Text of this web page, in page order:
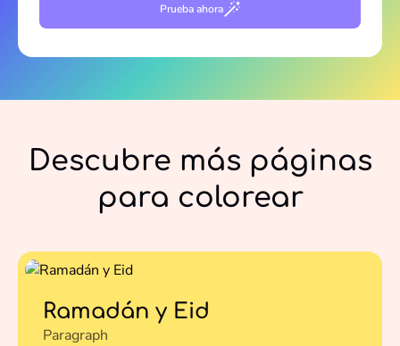
Prueba ahora
Descubre más páginas
para colorear
Ramadán y Eid
Paragraph